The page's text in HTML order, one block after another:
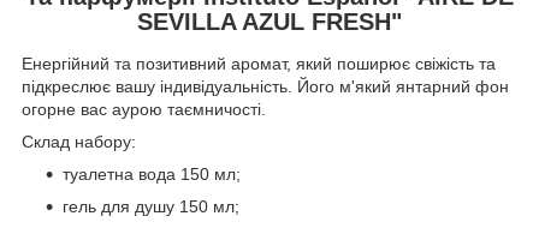
SEVILLA AZUL FRESH"
Енергійний та позитивний аромат, який поширює свіжість та
підкреслює вашу індивідуальність. Його м'який янтарний фон
огорне вас аурою таємничості.
Склад набору:
туалетна вода 150 мл;
гель для душу 150 мл;